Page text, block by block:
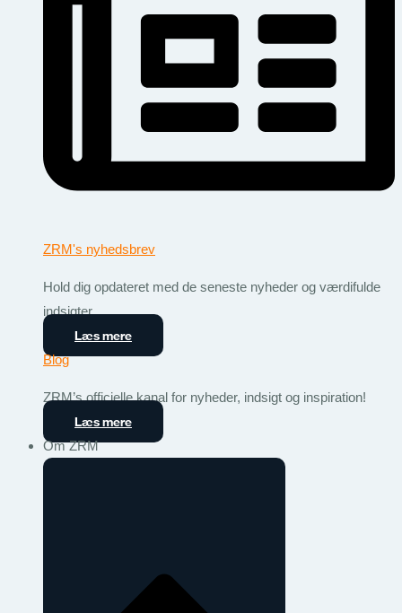
ZRM's nyhedsbrev
Hold dig opdateret med de seneste nyheder og værdifulde
indsigter.
Læs mere
Blog
ZRM’s officielle kanal for nyheder, indsigt og inspiration!
Læs mere
Om ZRM